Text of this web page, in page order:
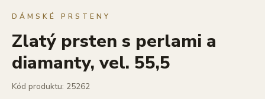
DÁMSKÉ PRSTENY
Zlatý prsten s perlami a
diamanty, vel. 55,5
Kód produktu: 25262